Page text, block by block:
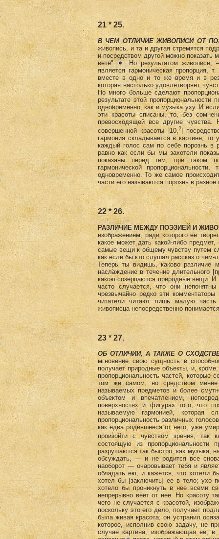
21 * 25.
В ЧЕМ ОТЛИЧИЕ ЖИВОПИСИ ОТ
живопись, и та и другая стремятся
и посредством другой можно показать
вете"
. Но результатом живописи,
является гармоническая пропорция,
вместе в одно и то же время и в
которая настолько удовлетворяет
Но много больше сделают
результате этой пропорциональности
одновременно, как и музыка уху. И
эти красоты списаны, то, без
превосходящей все другие чувства.
совершенной красоты |10,2|
гармония складывается в картине,
каждый голос сам по себе порознь в
равно как если бы мы захотели
показаны перед тем; при таком
гармонической
одновременно. То же самое
части его называются порознь в
22 * 26.
РАЗЛИЧИЕ МЕЖДУ ПОЭЗИЕЙ И
изображением, ради которого ее
какое может дать какой-либо
самые вещи к общему чувству путем
как если бы кто слушал рассказ о чем-
Теперь ты видишь, каково различие
наслаждение в течение длительного
какою созерцаются природные вещи.
часто случается, что они
чрезвычайно редко эти
читатели читают лишь малую часть
живописца непосредственно
23 * 27.
ОБ ОТЛИЧИИ, А ТАКЖЕ О
мгновение свою сущность в
получает природные объекты, и,
пропорциональность частей, которые
том же самом, но средством
называемых предметов и более
объектом и впечатлением,
поверхностях и фигурах того, что
называемую гармонией, которая
пропорциональность различных
как едва родившееся от него, уже
произойти с чувством зрения, так
состоящую из
разрушаются так быстро, как музыка;
обсуждать, — и не родится все
наоборот — очаровывает тебя и
обладать ею, и кажется, что хотели
хотел бы [заключить] ее в тело; ухо
хотело бы проникнуть в нее всеми
непрерывно веет от нее. Но красоту
чего не случается с красотой,
поскольку это его дело, получает
была живая красота; он устранил
которое, исполнив свою задачу, не
случае картина, изображающая ее, в